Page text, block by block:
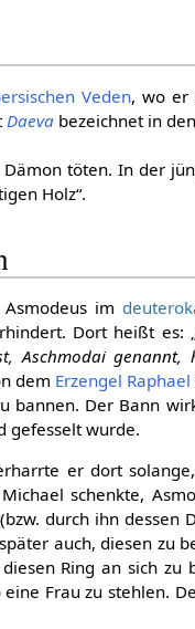
Veden, wo
Daevabezeichnet in
töten. In der
Holz“.
im
Dort heißt es:
Aschmodai
dem Erzengel Raphael
bannen. Der Bann
gefesselt wurde.
er dort
schenkte,
durch ihn dessen
auch, diesen zu
Ring an sich zu
Frau zu stehlen.